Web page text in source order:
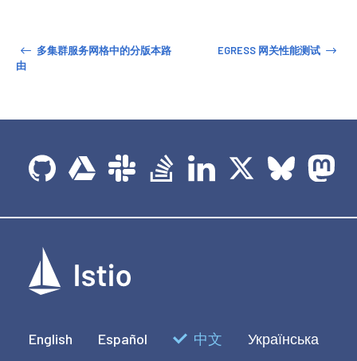
多集群服务网格中的分版本路
由
EGRESS 网关性能测试
English Español 中文 Українська